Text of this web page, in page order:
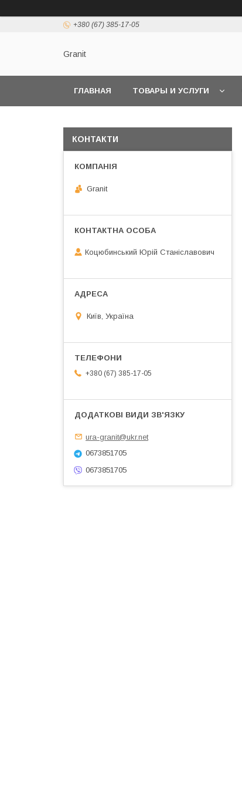
+380 (67) 385-17-05
Granit
ГЛАВНАЯ ТОВАРЫ И УСЛУГИ
КОНТАКТИ
Granit
Коцюбинський Юрій Станіславович
Київ, Україна
+380 (67) 385-17-05
ura-granit@ukr.net
0673851705
0673851705